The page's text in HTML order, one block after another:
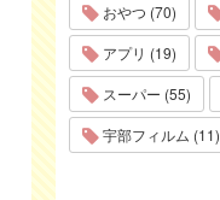
おやつ (70)
アプリ (19)
スーパー (55)
宇部フィルム (11)